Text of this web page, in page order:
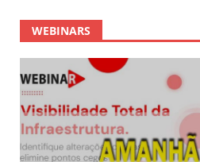
WEBINARS